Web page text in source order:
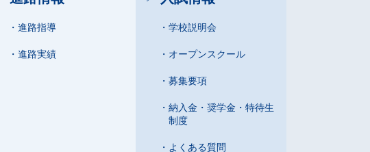
進路指導
進路実績
学校説明会
オープンスクール
募集要項
納入金・奨学金・特待生
制度
よくある質問